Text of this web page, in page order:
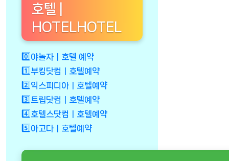
호텔 |
HOTELHOTEL
0️⃣야놀자ㅣ호텔 예약
1️⃣부킹닷컴ㅣ호텔예약
2️⃣익스피디아ㅣ호텔예약
3️⃣트립닷컴ㅣ호텔예약
4️⃣호텔스닷컴ㅣ호텔예약
5️⃣아고다ㅣ호텔예약